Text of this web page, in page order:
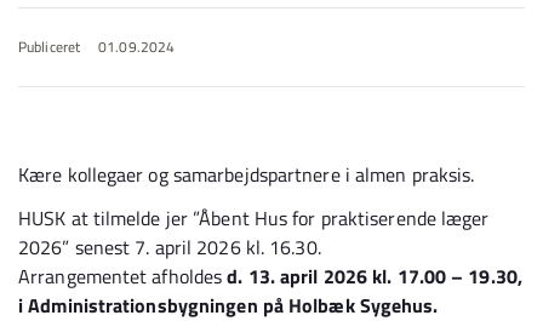
Publiceret 01.09.2024
Kære kollegaer og samarbejdspartnere i almen praksis.
HUSK at tilmelde jer ”Åbent Hus for praktiserende læger
2026” senest 7. april 2026 kl. 16.30.
Arrangementet afholdesd. 13. april 2026 kl. 17.00 – 19.30,
i Administrationsbygningen på Holbæk Sygehus.